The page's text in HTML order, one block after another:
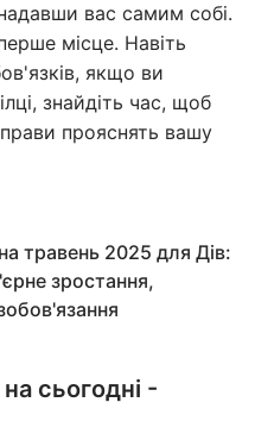
вас самим собі.
місце. Навіть
якщо ви
знайдіть час, щоб
прояснять вашу
травень 2025 для Дів:
зростання,
сьогодні -